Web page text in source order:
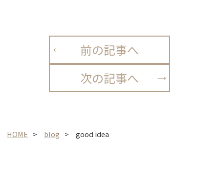
前の記事へ
次の記事へ
HOME blog good idea